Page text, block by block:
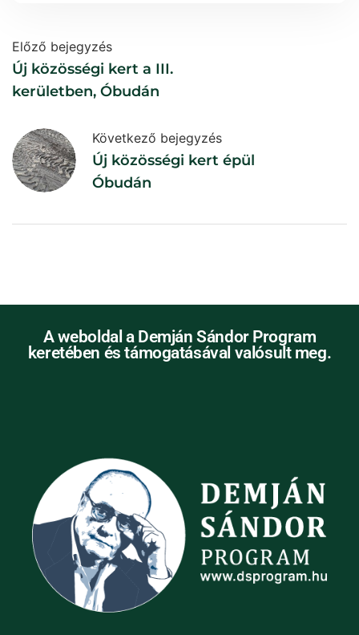
Előző bejegyzés
Új közösségi kert a III.
kerületben, Óbudán
Következő bejegyzés
Új közösségi kert épül
Óbudán
A weboldal a Demján Sándor Program
keretében és támogatásával valósult meg.